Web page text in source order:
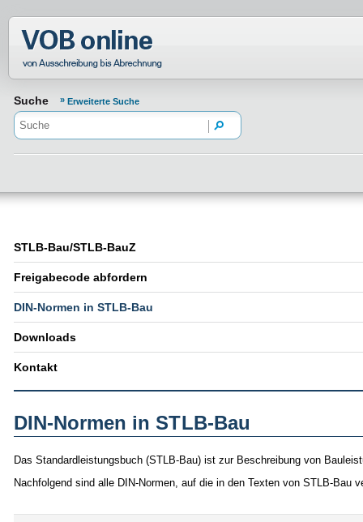
Normenportal Barrierefreiheit
Suche Erweiterte Suche
STLB-Bau/STLB-BauZ
Freigabecode abfordern
DIN-Normen in STLB-Bau
Downloads
Kontakt
DIN-Normen in STLB-Bau
Das Standardleistungsbuch (STLB-Bau) ist zur Beschreibung von
Nachfolgend sind alle DIN-Normen, auf die in den Texten von STLB-